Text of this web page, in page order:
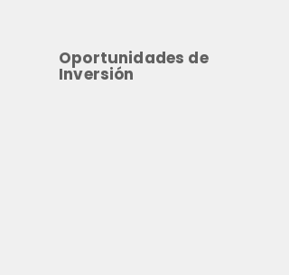
Oportunidades de
Inversión